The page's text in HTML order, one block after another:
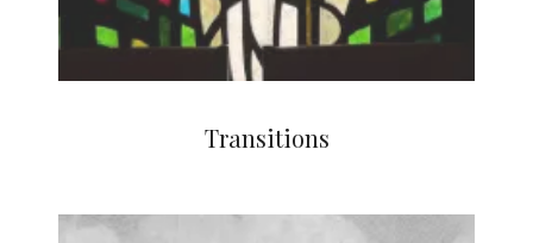
Transitions